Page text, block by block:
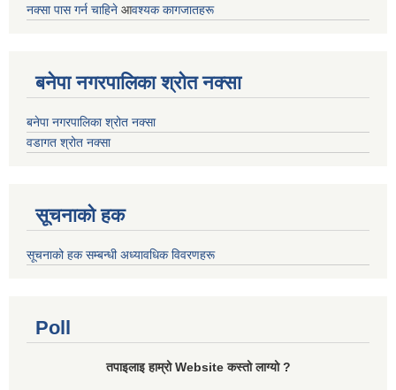
नक्सा पास गर्न चाहिने आवश्यक कागजातहरू
बनेपा नगरपालिका श्रोत नक्सा
बनेपा नगरपालिका श्रोत नक्सा
वडागत श्रोत नक्सा
सूचनाको हक
सूचनाको हक सम्बन्धी अध्यावधिक विवरणहरू
Poll
तपाइलाइ हाम्रो Website कस्तो लाग्यो ?